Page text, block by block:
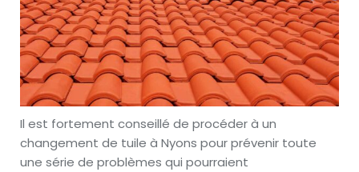
Il est fortement conseillé de procéder à un
changement de tuile à Nyons pour prévenir toute
une série de problèmes qui pourraient